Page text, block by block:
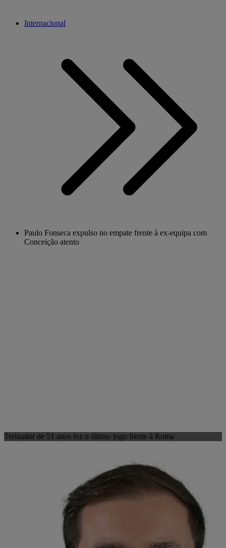
Internacional
Paulo Fonseca expulso no empate frente à ex-equipa com
Conceição atento
Treinador de 51 anos fez o último jogo frente à Roma